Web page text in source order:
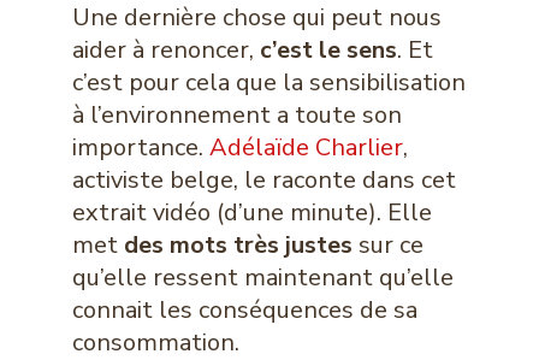
Une dernière chose qui peut nous
aider à renoncer, c’est le sens. Et
c’est pour cela que la sensibilisation
à l’environnement a toute son
importance. Adélaïde Charlier,
activiste belge, le raconte dans cet
extrait vidéo (d’une minute). Elle
met des mots très justes sur ce
qu’elle ressent maintenant qu’elle
connait les conséquences de sa
consommation.